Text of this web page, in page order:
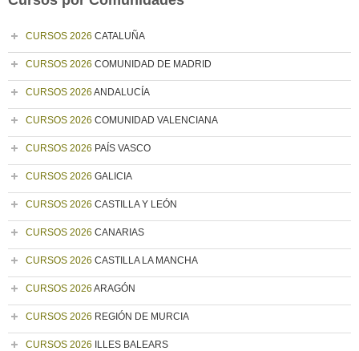
CURSOS 2026 CATALUÑA
CURSOS 2026 COMUNIDAD DE MADRID
CURSOS 2026 ANDALUCÍA
CURSOS 2026 COMUNIDAD VALENCIANA
CURSOS 2026 PAÍS VASCO
CURSOS 2026 GALICIA
CURSOS 2026 CASTILLA Y LEÓN
CURSOS 2026 CANARIAS
CURSOS 2026 CASTILLA LA MANCHA
CURSOS 2026 ARAGÓN
CURSOS 2026 REGIÓN DE MURCIA
CURSOS 2026 ILLES BALEARS